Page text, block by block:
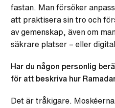
fastan. Man försöker
att praktisera sin tro och
av gemenskap, även om
säkrare platser – eller
Har du någon personlig
för att beskriva hur
Det är tråkigare.